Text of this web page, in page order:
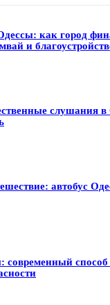
как город
и
слушания в
автобус
современный способ